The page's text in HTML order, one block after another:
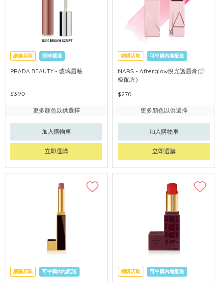
網購店取 限時禮遇
PRADA BEAUTY - 玻璃唇釉
$390
更多顏色以供選擇
加入購物車
立即選購
網購店取 可中國內地配送
NARS - Afterglow悅光護唇膏(升
級配方)
$270
更多顏色以供選擇
加入購物車
立即選購
網購店取 可中國內地配送 網購店取 可中國內地配送